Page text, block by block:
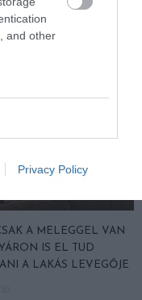
and other
Privacy Policy
AZ OTTHONOD
A MELEGGEL VAN
IS EL TUD
A LAKÁS LEVEGŐJE